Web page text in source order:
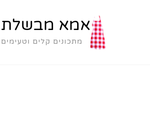
אמא מבשלת
מתכונים קלים וטעימים